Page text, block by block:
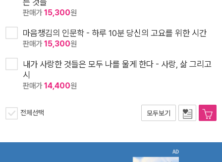
판매가15,300원
마음챙김의 인문학 - 하루 10분 당신의 고요를 위한 시간
판매가15,300원
내가 사랑한 것들은 모두 나를 울게 한다 - 사랑, 삶 그리고
시
판매가14,400원
전체선택 모두보기